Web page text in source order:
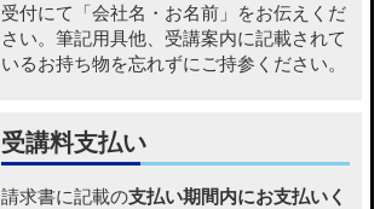
受付にて「会社名・お名前」をお伝えくだ
さい。筆記用具他、受講案内に記載されて
いるお持ち物を忘れずにご持参ください。
受講料支払い
請求書に記載の支払い期間内にお支払いく